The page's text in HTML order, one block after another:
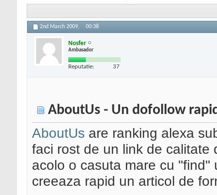
2nd March 2009, 00:38
Nosfer
Ambasador
Reputatie: 37
AboutUs - Un dofollow
AboutUs are ranking alexa
faci rost de un link de calitate
acolo o casuta mare cu
creeaza rapid un articol de